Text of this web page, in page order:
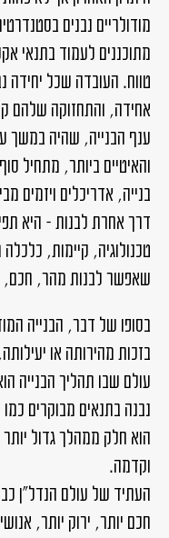
מודולריים נבנים
מתוכננים לעמוד בתנאי
טווח. העובדה שכל
אחידה, והתחזוקה שלהם
ענף הבנייה, שהיה במשך
והאיטיים ביותר, מתחיל
בנייה, אדריכלים ויזמים
דרך אחרת לבנות – היא
טכנולוגיה, קיימות,
שאפשר לבנות מהר, חכם,
בסופו של דבר, הבנייה
בזכות מהירותה או
עולם שבו תהליך הבנייה
נבנה בתנאים מבוקרים
הוא חלק ממהלך גדול
וקדמה.
העתיד של עולם הנדל״ן
חכם יותר, ירוק יותר,